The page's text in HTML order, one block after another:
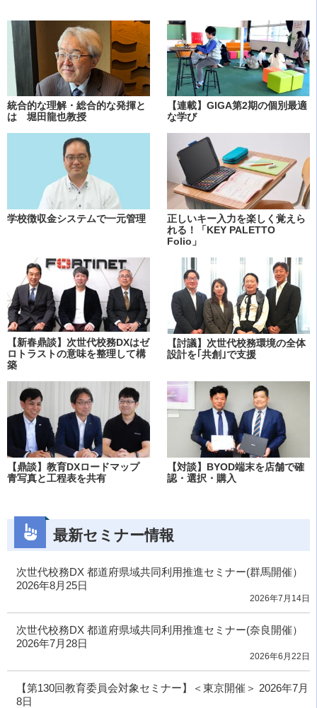
統合的な理解・総合的な発揮と
は 堀田龍也教授
【連載】GIGA第2期の個別最適
な学び
学校徴収金システムで一元管理
正しいキー入力を楽しく覚えら
れる！「KEY PALETTO
Folio」
【新春鼎談】次世代校務DXはゼ
ロトラストの意味を整理して構
築
【討議】次世代校務環境の全体
設計を｢共創｣で支援
【鼎談】教育DXロードマップ
青写真と工程表を共有
【対談】BYOD端末を店舗で確
認・選択・購入
最新セミナー情報
次世代校務DX 都道府県域共同利用推進セミナー(群馬開催）
2026年8月25日
2026年7月14日
次世代校務DX 都道府県域共同利用推進セミナー(奈良開催）
2026年7月28日
2026年6月22日
【第130回教育委員会対象セミナー】＜東京開催＞ 2026年7月
8日